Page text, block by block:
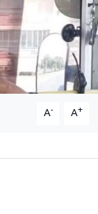
A- A+